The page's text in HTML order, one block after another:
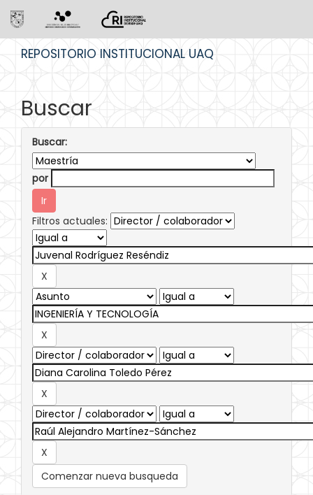
REPOSITORIO INSTITUCIONAL UAQ
Buscar
Buscar:
por
Filtros actuales:
Comenzar nueva busqueda